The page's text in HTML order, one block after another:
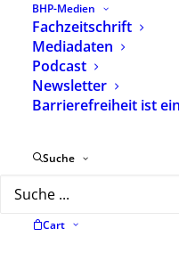
BHP-Medien
Fachzeitschrift
Mediadaten
Podcast
Newsletter
Barrierefreiheit ist
Suche
Cart
Beschreibung
erwachsenen
Entwicklung, das